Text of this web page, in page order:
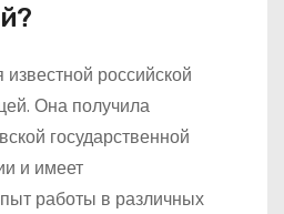
российской
Она получила
государственной
и имеет
работы в различных